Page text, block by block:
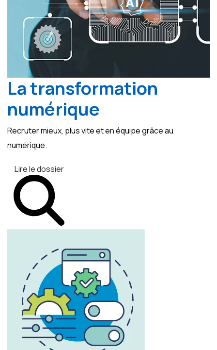
La transformation
numérique
Recruter mieux, plus vite et en équipe grâce au
numérique.
Lire le dossier